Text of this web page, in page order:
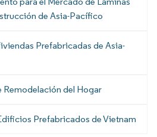
de Asia-Pacífico
Prefabricadas de Asia-
Remodelación del Hogar
Prefabricados de Vietnam